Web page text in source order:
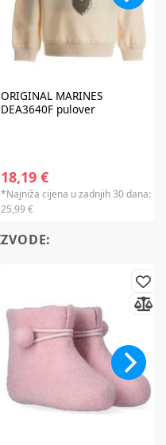
ORIGINAL MARINES
DEA3640F pulover
18,19 €
*Najniža cijena u zadnjih 30 dana:
25,99 €